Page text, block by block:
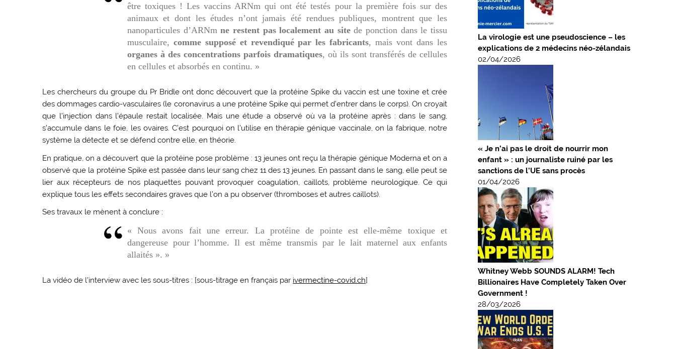
être toxiques ! Les vaccins ARNm qui ont été testés pour la première fois sur des
animaux et dont les études n’ont jamais été rendues publiques, montrent que les
nanoparticules d’ARNmne restent pas localement au sitede ponction dans le tissu
musculaire, comme supposé et revendiqué par les fabricants, mais vont dans les
organes à des concentrations parfois dramatiques, où ils sont transférés de cellules
en cellules et absorbés en continu. »
Les chercheurs du groupe du Pr Bridle ont donc découvert que la protéine Spike du vaccin est une toxine et crée
des dommages cardio-vasculaires (le coronavirus a une protéine Spike qui permet d’entrer dans le corps). On croyait
que l’injection dans l’épaule restait localisée. Mais une étude a observé où va la protéine après : dans le sang,
s’accumule dans le foie, les ovaires. C’est pourquoi on l’utilise en thérapie génique vaccinale, on la fabrique, notre
système la détecte et se défend contre elle, en théorie.
En pratique, on a découvert que la protéine pose problème : 13 jeunes ont reçu la thérapie génique Moderna et on a
observé que la protéine Spike est passée dans leur sang chez 11 des 13 jeunes. En passant dans le sang, elle peut se
lier aux récepteurs de nos plaquettes pouvant provoquer coagulation, caillots, problème neurologique. Ce qui
explique tous les effets secondaires graves que l’on a pu observer (thromboses et autres caillots).
Ses travaux le mènent à conclure :
« Nous avons fait une erreur. La protéine de pointe est elle-même toxique et
dangereuse pour l’homme. Il est même transmis par le lait maternel aux enfants
allaités ». »
La vidéo de l’interview avec les sous-titres : [sous-titrage en français par ivermectine-covid.ch]
La virologie est une pseudoscience – les
explications de 2 médecins néo-zélandais
02/04/2026
« Je n’ai pas le droit de nourrir mon
enfant » : un journaliste ruiné par les
sanctions de l’UE sans procès
01/04/2026
Whitney Webb SOUNDS ALARM! Tech
Billionaires Have Completely Taken Over
Government !
28/03/2026